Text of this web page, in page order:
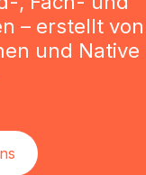
– erstellt von
und Native